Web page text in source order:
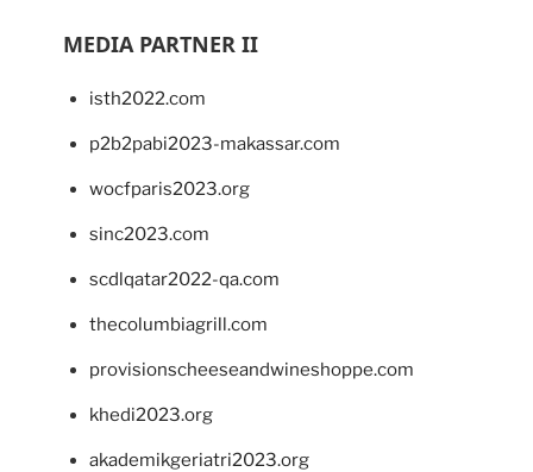
MEDIA PARTNER II
isth2022.com
p2b2pabi2023-makassar.com
wocfparis2023.org
sinc2023.com
scdlqatar2022-qa.com
thecolumbiagrill.com
provisionscheeseandwineshoppe.com
khedi2023.org
akademikgeriatri2023.org